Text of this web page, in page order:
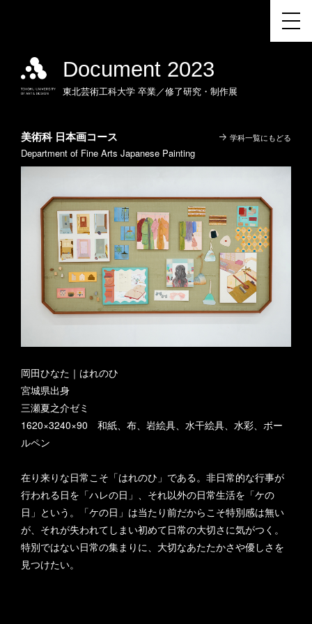
Document 2023
東北芸術工科大学 卒業／修了研究・制作展
学科一覧にもどる
美術科 日本画コース
Department of Fine Arts Japanese Painting
岡田ひなた｜はれのひ
宮城県出身
三瀬夏之介ゼミ
1620×3240×90 和紙、布、岩絵具、水干絵具、水彩、ボー
ルペン
在り来りな日常こそ「はれのひ」である。非日常的な行事が
行われる日を「ハレの日」、それ以外の日常生活を「ケの
日」という。「ケの日」は当たり前だからこそ特別感は無い
が、それが失われてしまい初めて日常の大切さに気がつく。
特別ではない日常の集まりに、大切なあたたかさや優しさを
見つけたい。